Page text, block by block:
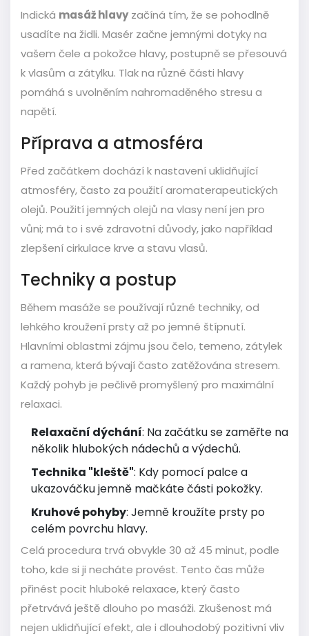
Indická masáž hlavyzačíná tím, že se pohodlně
usadíte na židli. Masér začne jemnými dotyky na
vašem čele a pokožce hlavy, postupně se přesouvá
k vlasům a zátylku. Tlak na různé části hlavy
pomáhá s uvolněním nahromaděného stresu a
napětí.
Příprava a atmosféra
Před začátkem dochází k nastavení uklidňující
atmosféry, často za použití aromaterapeutických
olejů. Použití jemných olejů na vlasy není jen pro
vůni; má to i své zdravotní důvody, jako například
zlepšení cirkulace krve a stavu vlasů.
Techniky a postup
Během masáže se používají různé techniky, od
lehkého kroužení prsty až po jemné štípnutí.
Hlavními oblastmi zájmu jsou čelo, temeno, zátylek
a ramena, která bývají často zatěžována stresem.
Každý pohyb je pečlivě promyšlený pro maximální
relaxaci.
Relaxační dýchání: Na začátku se zaměřte na
několik hlubokých nádechů a výdechů.
Technika "kleště": Kdy pomocí palce a
ukazováčku jemně mačkáte části pokožky.
Kruhové pohyby: Jemně kroužíte prsty po
celém povrchu hlavy.
Celá procedura trvá obvykle 30 až 45 minut, podle
toho, kde si ji necháte provést. Tento čas může
přinést pocit hluboké relaxace, který často
přetrvává ještě dlouho po masáži. Zkušenost má
nejen uklidňující efekt, ale i dlouhodobý pozitivní vliv